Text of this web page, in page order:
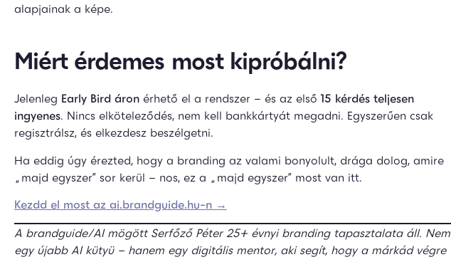
alapjainak a képe.
Miért érdemes most kipróbálni?
Jelenleg Early Bird áron érhető el a rendszer – és az első 15 kérdés teljesen
ingyenes. Nincs elköteleződés, nem kell bankkártyát megadni. Egyszerűen csak
regisztrálsz, és elkezdesz beszélgetni.
Ha eddig úgy érezted, hogy a branding az valami bonyolult, drága dolog, amire
„majd egyszer” sor kerül – nos, ez a „majd egyszer” most van itt.
Kezdd el most az ai.brandguide.hu-n →
A brandguide/AI mögött Serfőző Péter 25+ évnyi branding tapasztalata áll. Nem
egy újabb AI kütyü – hanem egy digitális mentor, aki segít, hogy a márkád végre